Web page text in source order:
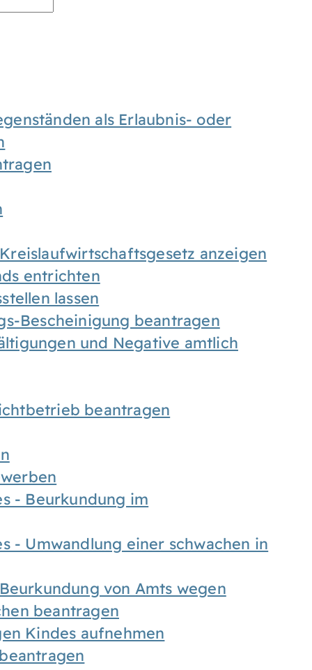
als Erlaubnis- oder
anzeigen
entrichten
lassen
Bescheinigung beantragen
und Negative amtlich
beantragen
- Beurkundung im
- Umwandlung einer schwachen in
von Amts wegen
beantragen
Kindes aufnehmen